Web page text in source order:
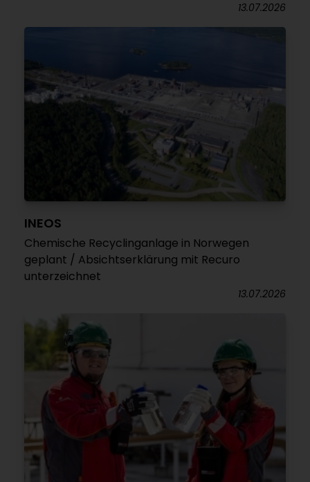
13.07.2026
INEOS
Chemische Recyclinganlage in Norwegen
geplant / Absichtserklärung mit Recuro
unterzeichnet
13.07.2026